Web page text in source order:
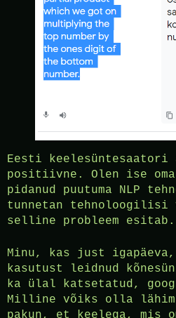
Eesti keelesüntesaatori
positiivne. Olen ise
pidanud puutuma NLP
tunnetan tehnoloogilisi
selline probleem esitab.
Minu, kas just
kasutust leidnud
ka ülal katsetatud,
Milline võiks olla
pakun, et keelega, mis